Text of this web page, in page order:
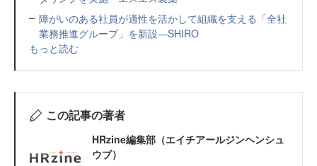
障がいのある社員が適性を活かして組織を支える「全社
業務推進グループ」を新設—SHIRO
もっと読む
この記事の著者
HRzine編集部（エイチアールジンヘンシュ
ウブ）